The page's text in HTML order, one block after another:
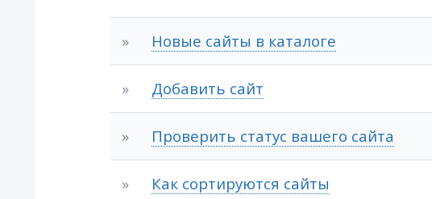
» Новые сайты в каталоге
» Добавить сайт
» Проверить статус вашего сайта
» Как сортируются сайты